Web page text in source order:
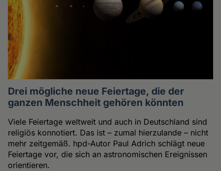
Drei mögliche neue Feiertage, die der
ganzen Menschheit gehören könnten
Viele Feiertage weltweit und auch in Deutschland sind
religiös konnotiert. Das ist – zumal hierzulande – nicht
mehr zeitgemäß. hpd-Autor Paul Adrich schlägt neue
Feiertage vor, die sich an astronomischen Ereignissen
orientieren.